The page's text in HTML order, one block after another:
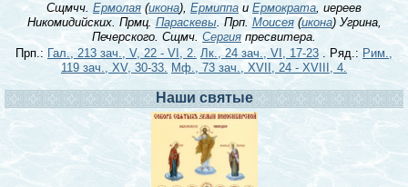
Сщмчч. Ермолая (икона), Ермиппаи Ермократа, иереев
Никомидийских. Прмц.Параскевы. Прп. Моисея(икона) Угрина,
Печерского. Сщмч. Сергия пресвитера.
Прп.: Гал., 213 зач., V, 22 - VI, 2. Лк., 24 зач., VI, 17-23 . Ряд.: Рим.,
119 зач., XV, 30-33. Мф., 73 зач., XVII, 24 - XVIII, 4.
Наши святые